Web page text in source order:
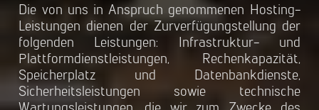
Die von uns in Anspruch genommenen Hosting-
Leistungen dienen der Zurverfügungstellung der
folgenden Leistungen: Infrastruktur- und
Plattformdienstleistungen, Rechenkapazität,
Speicherplatz und Datenbankdienste,
Sicherheitsleistungen sowie technische